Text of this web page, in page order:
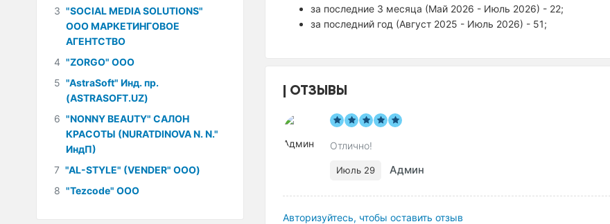
за последние 3 месяца (Май 2026 - Июль 2026) - 22;
за последний год (Август 2025 - Июль 2026) - 51;
ОТЗЫВЫ
Отлично!
Июль 29 Админ
Авторизуйтесь, чтобы оставить отзыв
3 "SOCIAL MEDIA SOLUTIONS"
ООО МАРКЕТИНГОВОЕ
АГЕНТСТВО
4 "ZORGO" ООО
5 "AstraSoft" Инд. пр.
(ASTRASOFT.UZ)
6 "NONNY BEAUTY" САЛОН
КРАСОТЫ (NURATDINOVA N. N."
ИндП)
7 "AL-STYLE" (VENDER" ООО)
8 "Tezcode" ООО